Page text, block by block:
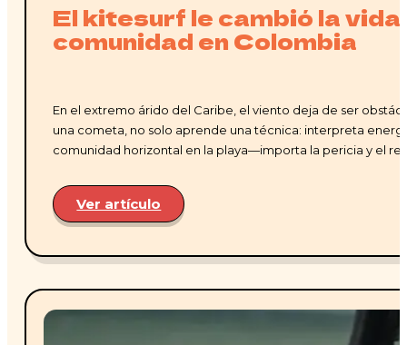
El kitesurf le cambió la vida
comunidad en Colombia
En el extremo árido del Caribe, el viento deja de ser
una cometa, no solo aprende una técnica: interpreta
comunidad horizontal en la playa—importa la pericia y el
Ver artículo